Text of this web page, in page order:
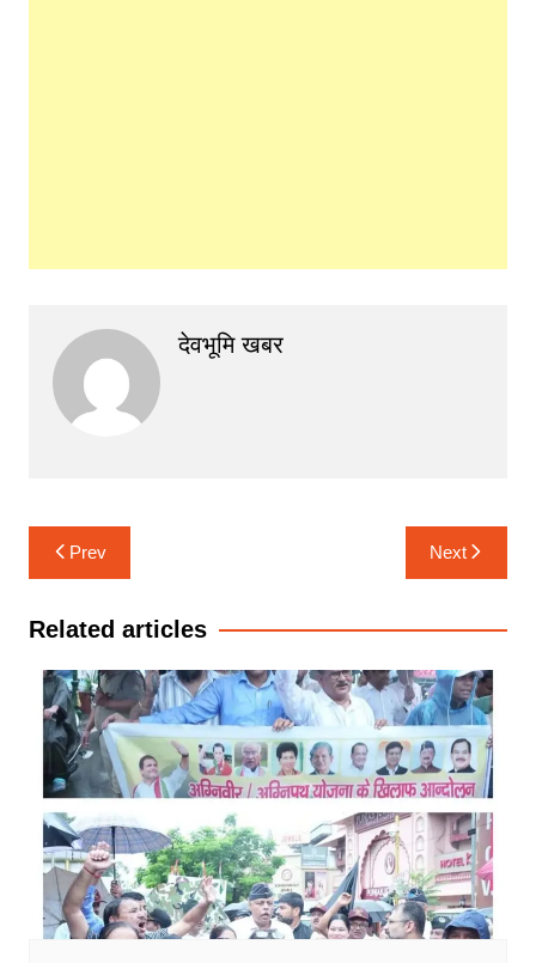
देवभूमि खबर
Post
navigation
Prev Next
Related articles